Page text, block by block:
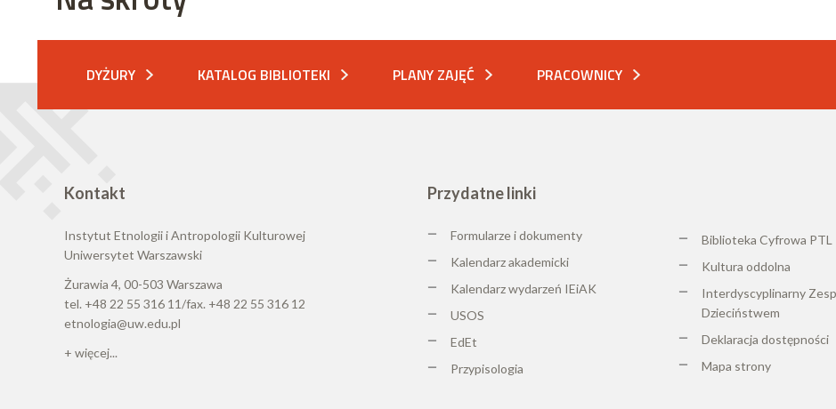
DYŻURY KATALOG BIBLIOTEKI PLANY ZAJĘĆ PRACOWNICY
Kontakt
Instytut Etnologii i Antropologii Kulturowej
Uniwersytet Warszawski
Żurawia 4, 00-503 Warszawa
tel. +48 22 55 316 11/fax. +48 22 55 316 12
etnologia@uw.edu.pl
+ więcej...
Przydatne linki
Formularze i dokumenty
Kalendarz akademicki
Kalendarz wydarzeń IEiAK
USOS
EdEt
Przypisologia
Biblioteka Cyfrowa PTL
Kultura oddolna
Interdyscyplinarny
Dzieciństwem
Deklaracja dostępności
Mapa strony